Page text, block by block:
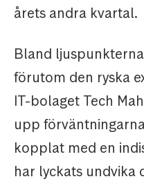
årets andra kvartal.
Bland
förutom den ryska
IT-bolaget Tech
upp
kopplat med en
har lyckats undvika